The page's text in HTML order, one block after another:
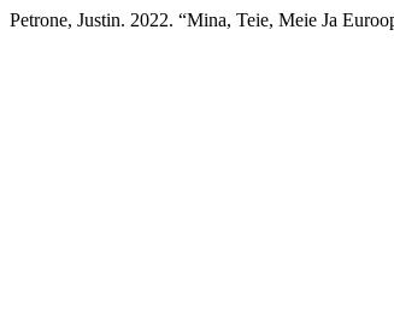
Petrone, Justin. 2022. “Mina, Teie, Meie Ja